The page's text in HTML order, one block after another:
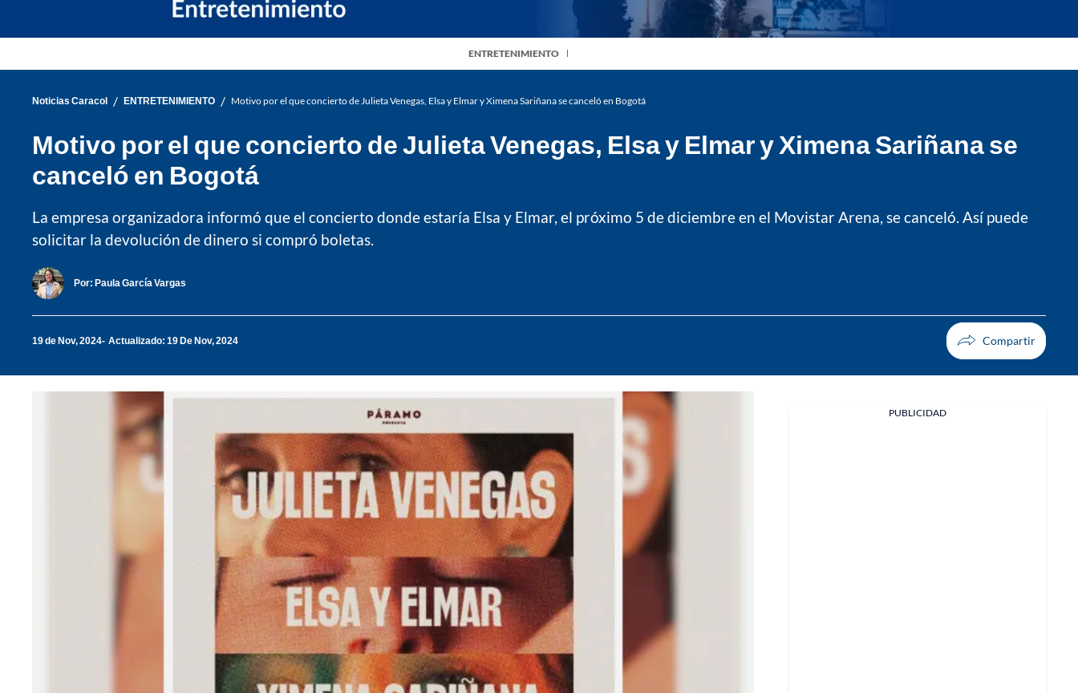
ENTRETENIMIENTO
Noticias Caracol / ENTRETENIMIENTO / Motivo por el que concierto de Julieta Venegas, Elsa y Elmar y Ximena Sariñana se canceló en Bogotá
Motivo por el que concierto de Julieta Venegas, Elsa y Elmar y Ximena Sariñana se
canceló en Bogotá
La empresa organizadora informó que el concierto donde estaría Elsa y Elmar, el próximo 5 de diciembre en el Movistar Arena, se canceló. Así puede
solicitar la devolución de dinero si compró boletas.
Por: Paula García Vargas
19 de Nov, 2024 Actualizado: 19 De Nov, 2024
PUBLICIDAD